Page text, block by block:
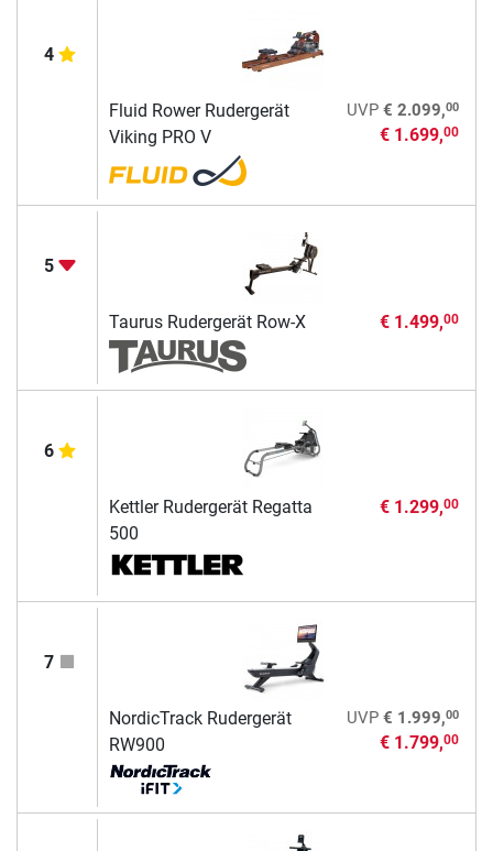
4
Fluid Rower Rudergerät
Viking PRO V
UVP € 2.099,00
€ 1.699,00
5
Taurus Rudergerät Row-X € 1.499,00
6
Kettler Rudergerät Regatta
500
€ 1.299,00
7
NordicTrack Rudergerät
RW900
UVP € 1.999,00
€ 1.799,00